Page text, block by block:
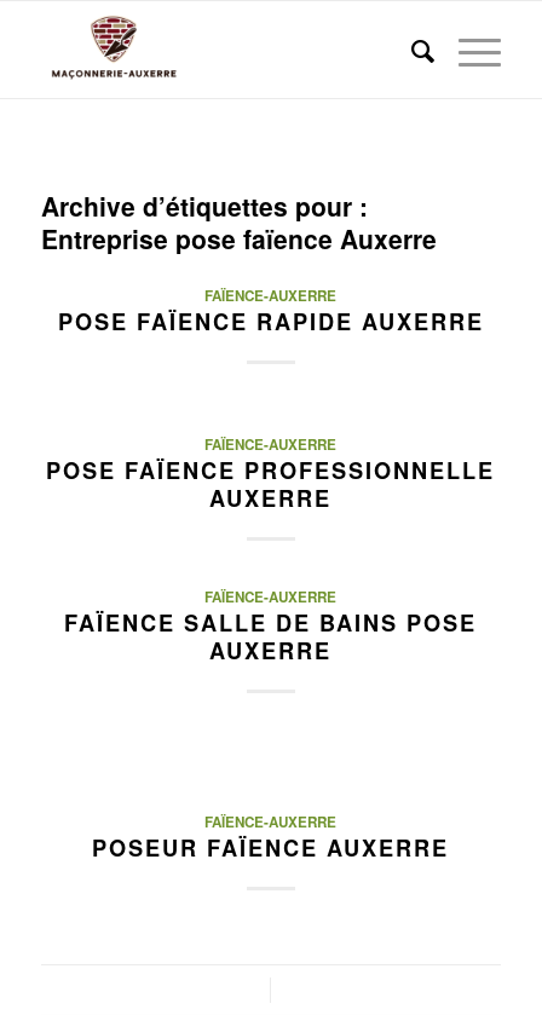
Archive d’étiquettes pour :
Entreprise pose faïence Auxerre
FAÏENCE-AUXERRE
POSE FAÏENCE RAPIDE AUXERRE
FAÏENCE-AUXERRE
POSE FAÏENCE PROFESSIONNELLE
AUXERRE
FAÏENCE-AUXERRE
FAÏENCE SALLE DE BAINS POSE
AUXERRE
FAÏENCE-AUXERRE
POSEUR FAÏENCE AUXERRE